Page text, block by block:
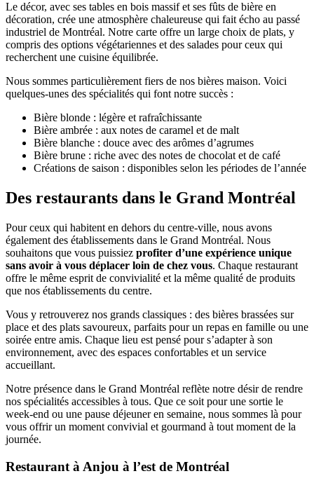
Le décor, avec ses tables en bois massif et ses fûts de bière en
décoration, crée une atmosphère chaleureuse qui fait écho au passé
industriel de Montréal. Notre carte offre un large choix de plats, y
compris des options végétariennes et des salades pour ceux qui
recherchent une cuisine équilibrée.
Nous sommes particulièrement fiers de nos bières maison. Voici
quelques-unes des spécialités qui font notre succès :
Bière blonde : légère et rafraîchissante
Bière ambrée : aux notes de caramel et de malt
Bière blanche : douce avec des arômes d’agrumes
Bière brune : riche avec des notes de chocolat et de café
Créations de saison : disponibles selon les périodes de l’année
Des restaurants dans le Grand Montréal
Pour ceux qui habitent en dehors du centre-ville, nous avons
également des établissements dans le Grand Montréal. Nous
souhaitons que vous puissiez profiter d’une expérience unique
sans avoir à vous déplacer loin de chez vous. Chaque restaurant
offre le même esprit de convivialité et la même qualité de produits
que nos établissements du centre.
Vous y retrouverez nos grands classiques : des bières brassées sur
place et des plats savoureux, parfaits pour un repas en famille ou une
soirée entre amis. Chaque lieu est pensé pour s’adapter à son
environnement, avec des espaces confortables et un service
accueillant.
Notre présence dans le Grand Montréal reflète notre désir de rendre
nos spécialités accessibles à tous. Que ce soit pour une sortie le
week-end ou une pause déjeuner en semaine, nous sommes là pour
vous offrir un moment convivial et gourmand à tout moment de la
journée.
Restaurant à Anjou à l’est de Montréal